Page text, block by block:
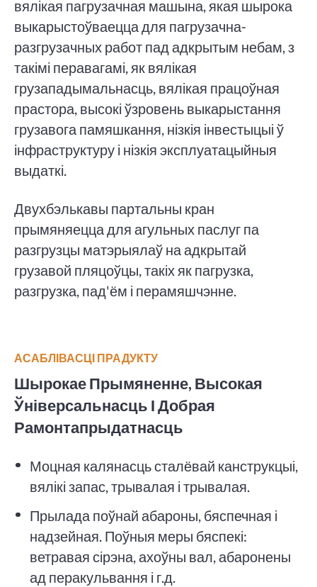
вялікая пагрузачная машына, якая шырока
выкарыстоўваецца для пагрузачна-
разгрузачных работ пад адкрытым небам, з
такімі перавагамі, як вялікая
грузападымальнасць, вялікая працоўная
прастора, высокі ўзровень выкарыстання
грузавога памяшкання, нізкія інвестыцыі ў
інфраструктуру і нізкія эксплуатацыйныя
выдаткі.
Двухбэлькавы партальны кран
прымяняецца для агульных паслуг па
разгрузцы матэрыялаў на адкрытай
грузавой пляцоўцы, такіх як пагрузка,
разгрузка, пад'ём і перамяшчэнне.
АСАБЛІВАСЦІ ПРАДУКТУ
Шырокае Прымяненне, Высокая
Ўніверсальнасць І Добрая
Рамонтапрыдатнасць
Моцная калянасць сталёвай канструкцыі,
вялікі запас, трывалая і трывалая.
Прылада поўнай абароны, бяспечная і
надзейная. Поўныя меры бяспекі:
ветравая сірэна, ахоўны вал, абаронены
ад перакульвання і г.д.